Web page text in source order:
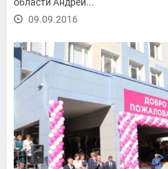
09.09.2016